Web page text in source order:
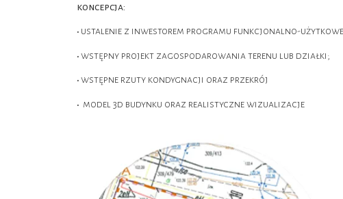
koncepcja:
• ustalenie z inwestorem programu funkcjonalno-
• wstępny projekt zagospodarowania terenu lub działki;
• wstępne rzuty kondygnacji oraz przekrój
• model 3d budynku oraz realistyczne wizualizacje